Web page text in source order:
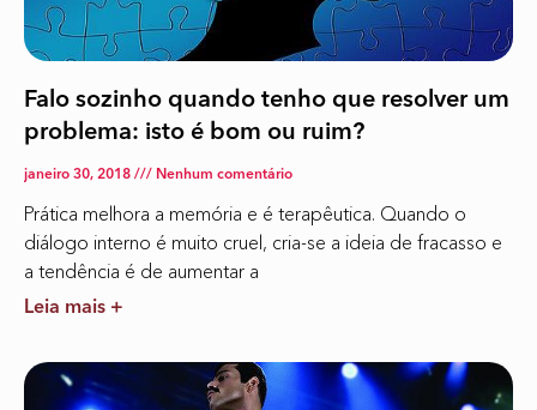
Falo sozinho quando tenho que resolver um
problema: isto é bom ou ruim?
janeiro 30, 2018 Nenhum comentário
Prática melhora a memória e é terapêutica. Quando o
diálogo interno é muito cruel, cria-se a ideia de fracasso e
a tendência é de aumentar a
Leia mais +